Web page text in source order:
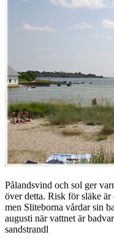
Pålandsvind och sol ger
över detta. Risk för släke är
men Sliteborna vårdar sin
augusti när vattnet är
sandstrandl